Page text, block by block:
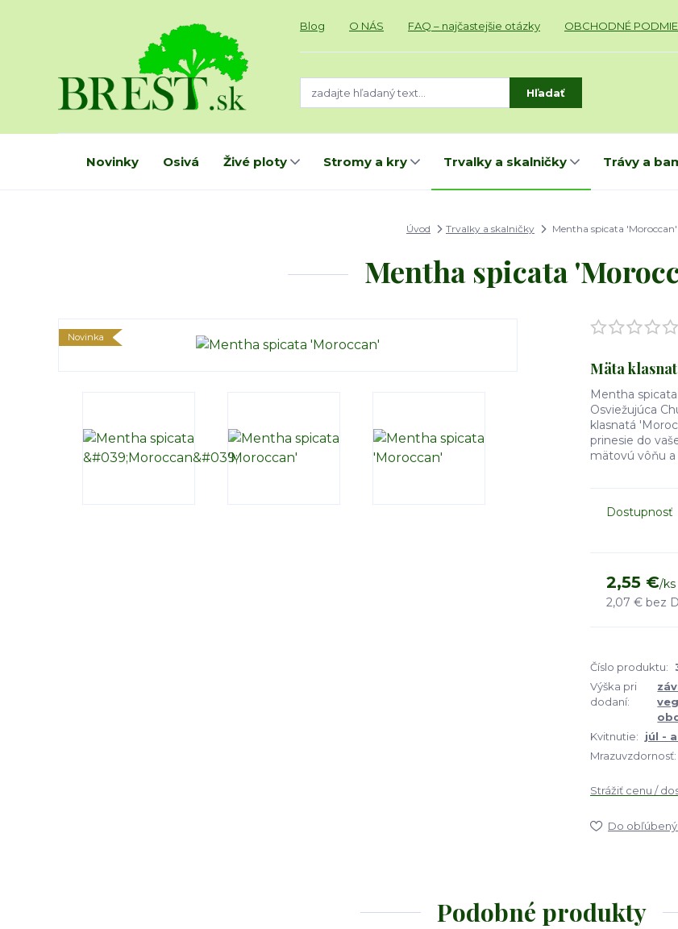
Blog O NÁS FAQ – najčastejšie otázky OBCHODNÉ
Hľadať
Novinky Osivá Živé ploty Stromy a kry Trvalky a skalničky Trávy a
Úvod Trvalky a skalničky Mentha spicata 'Moroccan'
Mentha spicata
Novinka
Mäta
Mentha
Osviežujúca
klasnatá
prinesie do
mätovú vôňu a
Dostupnosť
2,55 €/ks
2,07 € bez
Číslo produktu:
Výška pri
dodaní:
Kvitnutie: júl -
Mrazuvzdornosť:
Strážiť cenu /
Do
Podobné produkty